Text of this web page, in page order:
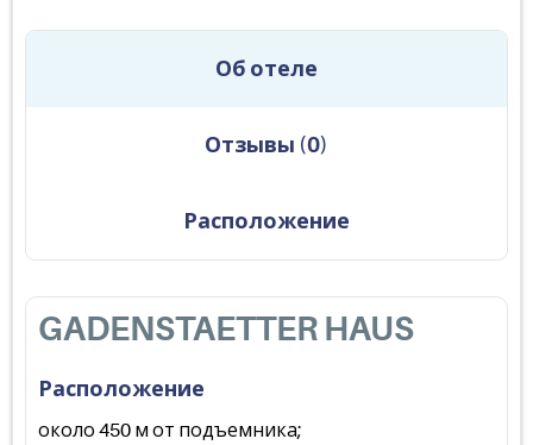
Об отеле
Отзывы (0)
Расположение
GADENSTAETTER HAUS
Расположение
около 450 м от подъемника;